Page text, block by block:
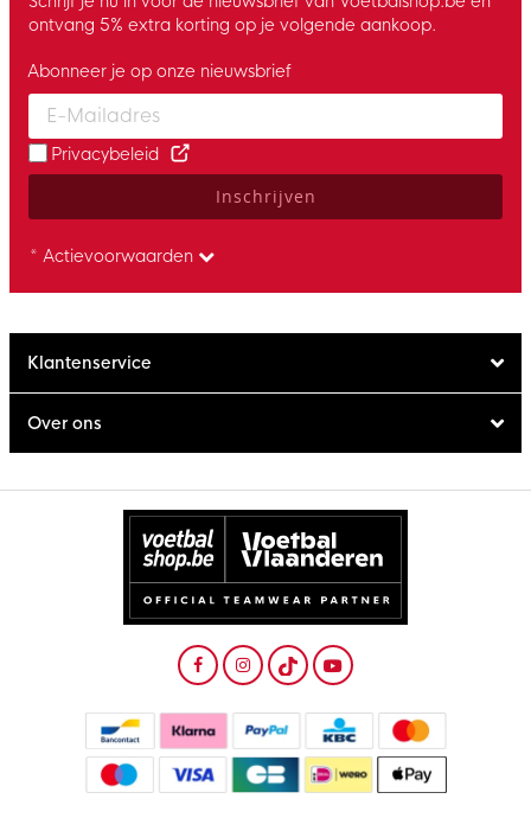
ontvang 5% extra korting op je volgende aankoop.
Enter your email and accept the privacy policy to subscribe to
Abonneer je op onze nieuwsbrief
Privacybeleid
Inschrijven
* Actievoorwaarden
Klantenservice
Over ons